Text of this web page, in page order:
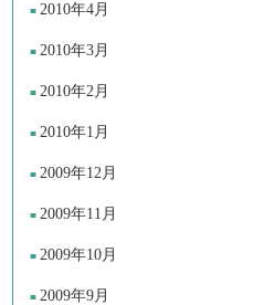
2010年4月
2010年3月
2010年2月
2010年1月
2009年12月
2009年11月
2009年10月
2009年9月